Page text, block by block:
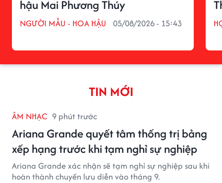
hậu Mai Phương Thúy
NGƯỜI MẪU - HOA HẬU 05/08/2026 - 15:43
TIN MỚI
ÂM NHẠC 9 phút trước
Ariana Grande quyết tâm thống trị bảng
xếp hạng trước khi tạm nghỉ sự nghiệp
Ariana Grande xác nhận sẽ tạm nghỉ sự nghiệp sau khi
hoàn thành chuyến lưu diễn vào tháng 9.